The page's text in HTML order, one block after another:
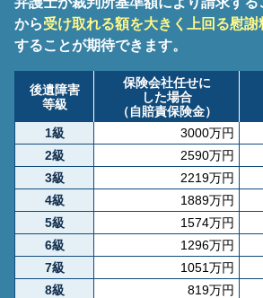
から受け取れる額を大きく上回る慰
することが期待できます。
後遺障害
等級
保険会社任せに
した場合
（自賠責保険金）
1級
3000万円
2級
2590万円
3級
2219万円
4級
1889万円
5級
1574万円
6級
1296万円
7級
1051万円
8級
819万円